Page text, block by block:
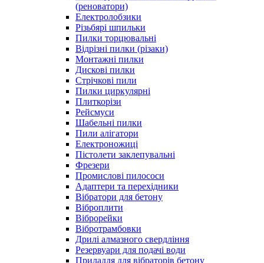
(реноватори)
Електролобзики
Різьбярі шпильки
Пилки торцювальні
Відрізні пилки (різаки)
Монтажні пилки
Дискові пилки
Стрічкові пили
Пилки циркулярні
Плиткорізи
Рейсмуси
Шабельні пилки
Пили алігатори
Електроножиці
Пістолети заклепувальні
Фрезери
Промислові пилососи
Адаптери та перехідники
Вібратори для бетону
Віброплити
Віброрейки
Вібротрамбовки
Дрилі алмазного свердління
Резервуари для подачі води
Приладдя для вібраторів бетону